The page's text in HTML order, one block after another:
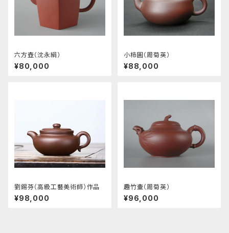
六方壺（沈永絹）
¥80,000
小柿圓（周菊英）
¥88,000
劉錫芬（高級工藝美術師）作品
¥98,000
趣竹壷（周菊英）
¥96,000